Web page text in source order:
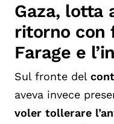
Gaza, lotta
ritorno con
Farage e
Sul fronte del
aveva invece
voler tollerare